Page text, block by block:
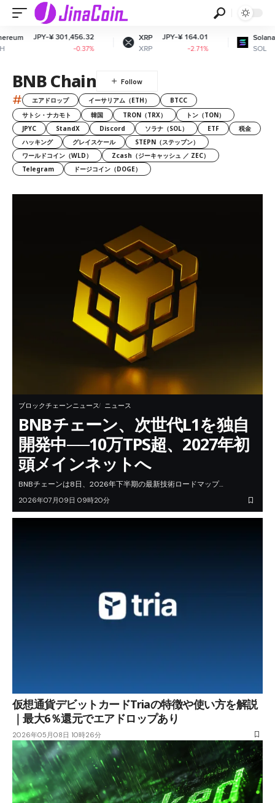
¥ 301,456.32 JPY-¥ 164.01
-2.71%
JPY-¥
BNB Chain
# エアドロップ イーサリアム（ETH）
BTCC
サトシ・ナカモト
韓国 TRON（TRX）
トン（TON）
JPYC
StandX Discord ソラナ（SOL） ETF
税金
ハッキング
グレイスケール
STEPN（ステップン）
ワールドコイン（WLD）
Zcash（ジーキャッシュ ／ ZEC）
Telegram
ドージコイン（DOGE）
ブロックチェーンニュース ニュース
BNBチェーン、次世代L1を独自
開発中──10万TPS超、2027年初
頭メインネットへ
BNBチェーンは8日、2026年下半期の最新技術ロードマップ…
2026年07月09日 09時20分
仮想通貨デビットカードTriaの特徴や使い方を解説
｜最大6％還元でエアドロップあり
2026年05月08日 10時26分